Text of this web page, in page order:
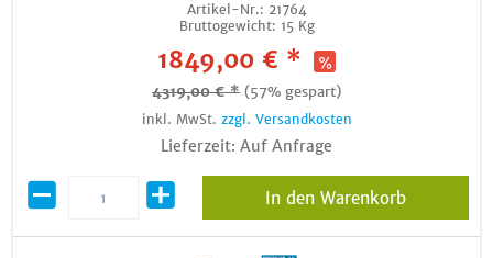
Artikel-Nr.: 21764
Bruttogewicht: 15 Kg
1849,00 € *
4319,00 € * (57% gespart)
inkl. MwSt. zzgl. Versandkosten
Lieferzeit: Auf Anfrage
In den Warenkorb